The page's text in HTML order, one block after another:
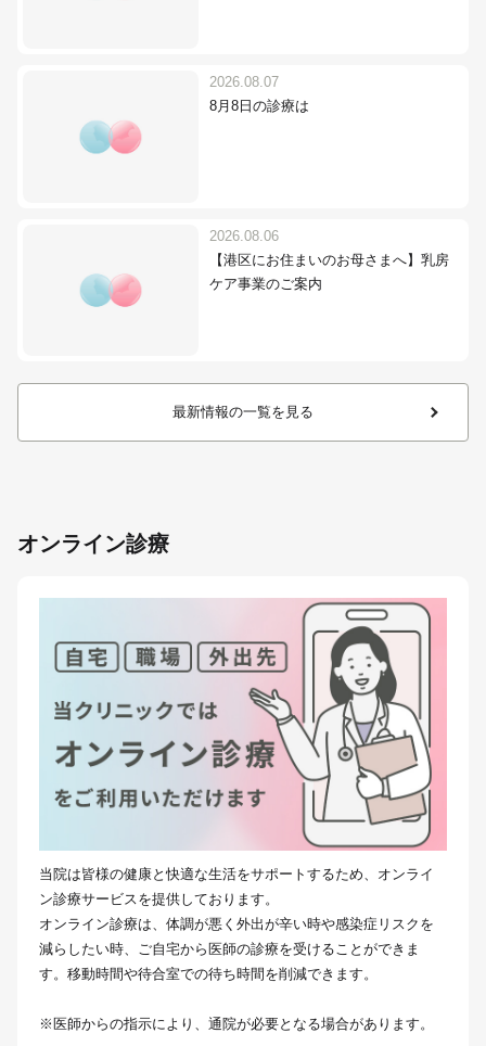
2026.08.07
8月8日の診療は
2026.08.06
【港区にお住まいのお母さまへ】乳房
ケア事業のご案内
最新情報の一覧を見る
オンライン診療
当院は皆様の健康と快適な生活をサポートするため、オンライ
ン診療サービスを提供しております。
オンライン診療は、体調が悪く外出が辛い時や感染症リスクを
減らしたい時、ご自宅から医師の診療を受けることができま
す。移動時間や待合室での待ち時間を削減できます。
※医師からの指示により、通院が必要となる場合があります。